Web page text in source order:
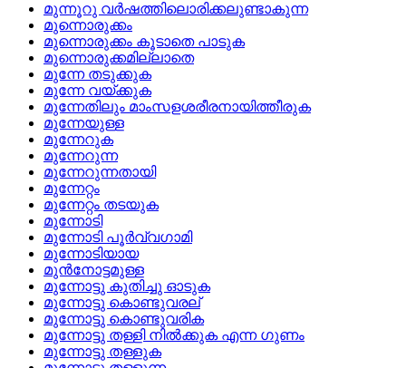
മുന്നൂറു വര്‍ഷത്തിലൊരിക്കലുണ്ടാകുന്ന
മുന്നൊരുക്കം
മുന്നൊരുക്കം കൂടാതെ പാടുക
മുന്നൊരുക്കമില്ലാതെ
മുന്നേ തടുക്കുക
മുന്നേ വയ്ക്കുക
മുന്നേതിലും മാംസളശരീരനായിത്തീരുക
മുന്നേയുള്ള
മുന്നേറുക
മുന്നേറുന്ന
മുന്നേറുന്നതായി
മുന്നേറ്റം
മുന്നേറ്റം തടയുക
മുന്നോടി
മുന്നോടി പൂര്‍വ്വഗാമി
മുന്നോടിയായ
മുന്‍നോട്ടമുള്ള
മുന്നോട്ടു കുതിച്ചു ഓടുക
മുന്നോട്ടു കൊണ്ടുവരല്
മുന്നോട്ടു കൊണ്ടുവരിക
മുന്നോട്ടു തള്ളി നില്‍ക്കുക എന്ന ഗുണം
മുന്നോട്ടു തള്ളുക